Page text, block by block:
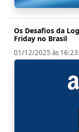
Os Desafios da
Friday no Brasil
01/12/2025 às